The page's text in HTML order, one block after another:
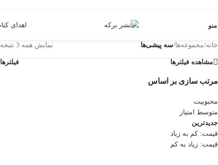
منو اهدای
خانه/مجموعه‌ها/سه پیشی‌ها نمایش همه 3 نتیجه
مشاهده فیلترها فیلترها
مرتب سازی بر اساس
محبوبیت
متوسط امتیاز
جدیدترین
قیمت: کم به زیاد
قیمت: زیاد به کم